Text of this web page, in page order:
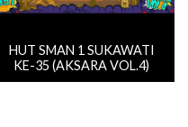
HUT SMAN 1 SUKAWATI
KE-35 (AKSARA VOL.4)